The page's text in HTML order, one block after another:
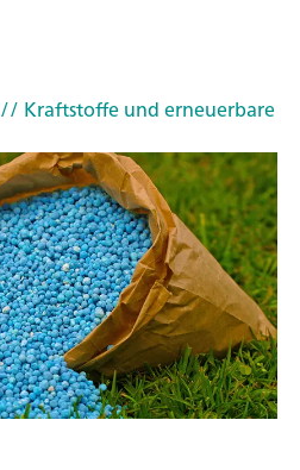
// Kraftstoffe und erneuerbare